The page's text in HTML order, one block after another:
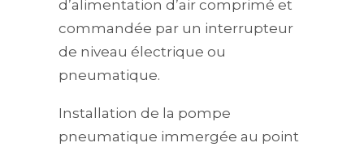
d’alimentation d’air comprimé et
commandée par un interrupteur
de niveau électrique ou
pneumatique.
Installation de la pompe
pneumatique immergée au point